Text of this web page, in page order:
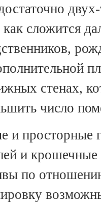
как сложится
стенах,
число
и просторные
и
по